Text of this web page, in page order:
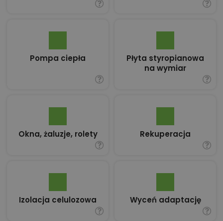
Pompa ciepła
Płyta styropianowa
na wymiar
Okna, żaluzje, rolety Rekuperacja
Izolacja celulozowa Wyceń adaptację